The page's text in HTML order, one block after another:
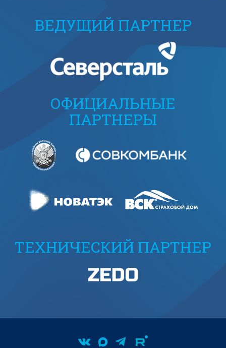
ВЕДУЩИЙ ПАРТНЕР
ОФИЦИАЛЬНЫЕ
ПАРТНЕРЫ
ТЕХНИЧЕСКИЙ ПАРТНЕР